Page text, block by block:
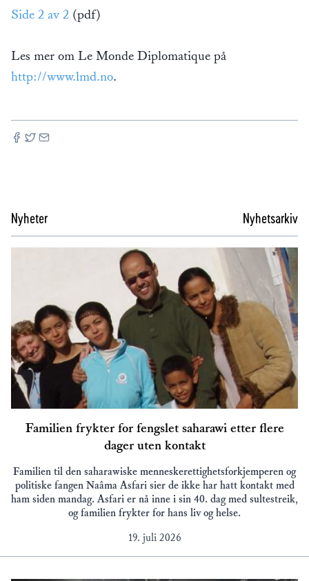
Side 2 av 2 (pdf)
Les mer om Le Monde Diplomatique på
http://www.lmd.no.
Nyheter Nyhetsarkiv
Familien frykter for fengslet saharawi etter flere
dager uten kontakt
Familien til den saharawiske menneskerettighetsforkjemperen og
politiske fangen Naâma Asfari sier de ikke har hatt kontakt med
ham siden mandag. Asfari er nå inne i sin 40. dag med sultestreik,
og familien frykter for hans liv og helse.
19. juli 2026